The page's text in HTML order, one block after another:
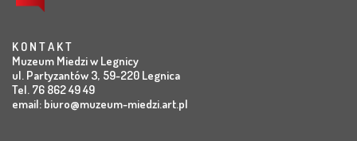
K O N T A K T
Muzeum Miedzi w Legnicy
ul. Partyzantów 3, 59-220 Legnica
Tel. 76 862 49 49
email: biuro@muzeum-miedzi.art.pl